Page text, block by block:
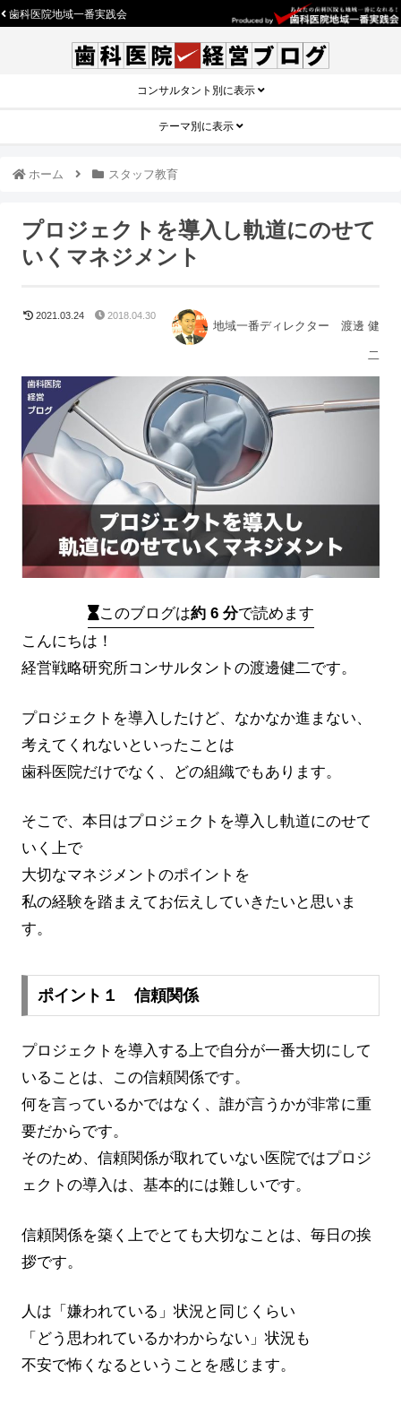
歯科医院地域一番実践会
コンサルタント別に表示
テーマ別に表示
ホーム スタッフ教育
プロジェクトを導入し軌道にのせて
いくマネジメント
2021.03.24 2018.04.30
地域一番ディレクター 渡邊 健
二
このブログは約 6 分で読めます
こんにちは！
経営戦略研究所コンサルタントの渡邊健二です。
プロジェクトを導入したけど、なかなか進まない、
考えてくれないといったことは
歯科医院だけでなく、どの組織でもあります。
そこで、本日はプロジェクトを導入し軌道にのせて
いく上で
大切なマネジメントのポイントを
私の経験を踏まえてお伝えしていきたいと思いま
す。
ポイント１ 信頼関係
プロジェクトを導入する上で自分が一番大切にして
いることは、この信頼関係です。
何を言っているかではなく、誰が言うかが非常に重
要だからです。
そのため、信頼関係が取れていない医院ではプロジ
ェクトの導入は、基本的には難しいです。
信頼関係を築く上でとても大切なことは、毎日の挨
拶です。
人は「嫌われている」状況と同じくらい
「どう思われているかわからない」状況も
不安で怖くなるということを感じます。